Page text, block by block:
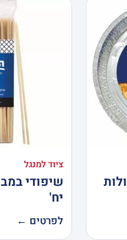
ציוד למנגל
יח'
לפרטים ←